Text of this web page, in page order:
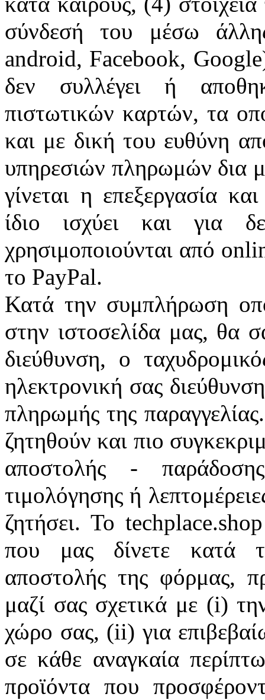
σύνδεσή του μέσω
android, Facebook,
δεν συλλέγει ή
πιστωτικών καρτών, τα
και με δική του ευθύνη
υπηρεσιών πληρωμών δια
γίνεται η επεξεργασία
ίδιο ισχύει και για
χρησιμοποιούνται από
το PayPal.
Κατά την συμπλήρωση
στην ιστοσελίδα μας, θα
διεύθυνση, ο
ηλεκτρονική σας
πληρωμής της
ζητηθούν και πιο
αποστολής -
τιμολόγησης ή
ζητήσει. Το
που μας δίνετε κατά
αποστολής της φόρμας,
μαζί σας σχετικά με (i)
χώρο σας, (ii) για
σε κάθε αναγκαία
προϊόντα που